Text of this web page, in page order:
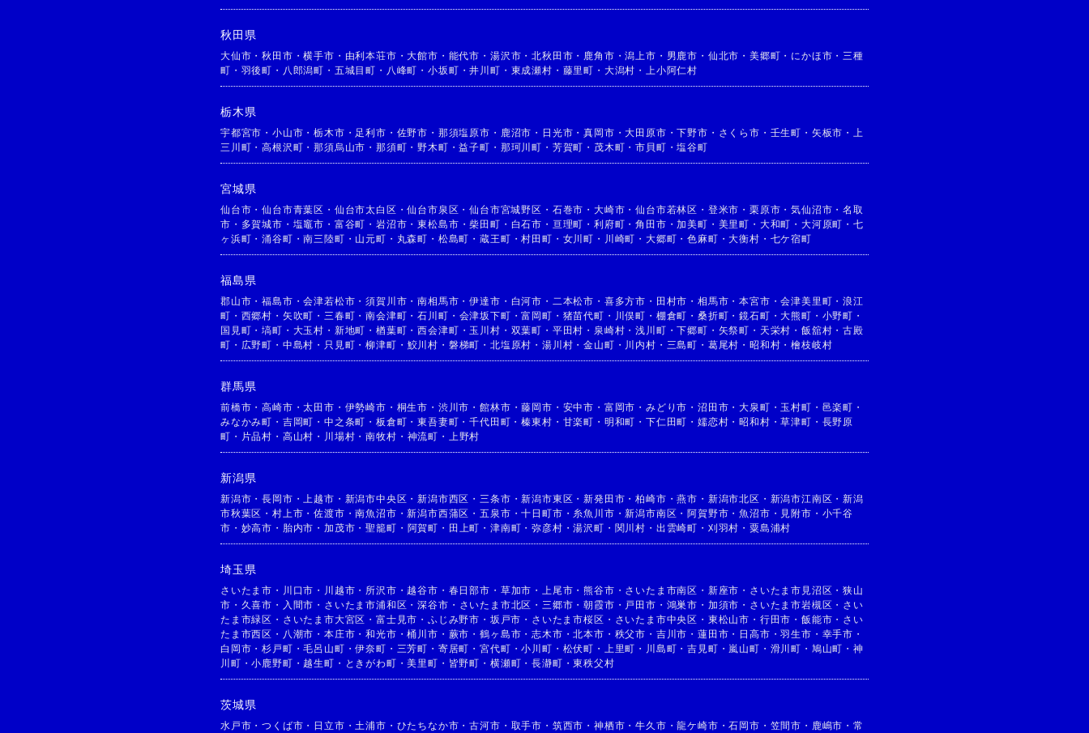
秋田県
大仙市 ・秋田市 ・横手市 ・ 由利本荘市 ・大館市 ・ 能代市 ・ 湯沢市 ・北秋田市 ・ 鹿角市 ・潟上市 ・ 男鹿市 ・ 仙北市 ・美郷町 ・ にかほ市 ・三種
町 ・ 羽後町 ・ 八郎潟町 ・ 五城目町 ・ 八峰町 ・小坂町 ・井川町 ・ 東成瀬村 ・ 藤里町 ・ 大潟村 ・ 上小阿仁村
栃木県
宇都宮市 ・小山市 ・栃木市 ・ 足利市 ・ 佐野市 ・ 那須塩原市 ・ 鹿沼市 ・ 日光市 ・真岡市 ・大田原市 ・下野市 ・ さくら市 ・ 壬生町 ・ 矢板市 ・上
三川町 ・高根沢町 ・那須烏山市 ・那須町 ・野木町 ・益子町 ・ 那珂川町 ・ 芳賀町 ・ 茂木町 ・市貝町 ・塩谷町
宮城県
仙台市 ・仙台市青葉区 ・ 仙台市太白区 ・仙台市泉区 ・仙台市宮城野区 ・ 石巻市 ・ 大崎市 ・仙台市若林区 ・ 登米市 ・ 栗原市 ・気仙沼市 ・名取
市 ・ 多賀城市 ・ 塩竈市 ・ 富谷町 ・岩沼市 ・東松島市 ・柴田町 ・ 白石市 ・ 亘理町 ・ 利府町 ・角田市 ・加美町 ・ 美里町 ・ 大和町 ・大河原町 ・七
ヶ浜町 ・涌谷町 ・南三陸町 ・ 山元町 ・ 丸森町 ・ 松島町 ・蔵王町 ・村田町 ・ 女川町 ・ 川崎町 ・ 大郷町 ・色麻町 ・大衡村 ・ 七ケ宿町
福島県
郡山市 ・福島市 ・会津若松市 ・須賀川市 ・南相馬市 ・伊達市 ・ 白河市 ・ 二本松市 ・ 喜多方市 ・ 田村市 ・ 相馬市 ・本宮市 ・会津美里町 ・浪江
町 ・ 西郷村 ・ 矢吹町 ・三春町 ・南会津町 ・石川町 ・ 会津坂下町 ・富岡町 ・ 猪苗代町 ・ 川俣町 ・ 棚倉町 ・ 桑折町 ・鏡石町 ・大熊町 ・ 小野町 ・
国見町 ・塙町 ・ 大玉村 ・ 新地町 ・楢葉町 ・西会津町 ・ 玉川村 ・ 双葉町 ・ 平田村 ・ 泉崎村 ・浅川町 ・下郷町 ・ 矢祭町 ・ 天栄村 ・飯舘村 ・古殿
町 ・ 広野町 ・ 中島村 ・ 只見町 ・柳津町 ・ 鮫川村 ・ 磐梯町 ・ 北塩原村 ・ 湯川村 ・金山町 ・ 川内村 ・ 三島町 ・ 葛尾村 ・昭和村 ・檜枝岐村
群馬県
前橋市 ・高崎市 ・太田市 ・ 伊勢崎市 ・ 桐生市 ・ 渋川市 ・館林市 ・藤岡市 ・ 安中市 ・ 富岡市 ・ みどり市 ・ 沼田市 ・大泉町 ・ 玉村町 ・ 邑楽町 ・
みなかみ町 ・ 吉岡町 ・中之条町 ・板倉町 ・東吾妻町 ・千代田町 ・榛東村 ・ 甘楽町 ・ 明和町 ・ 下仁田町 ・ 嬬恋村 ・昭和村 ・草津町 ・ 長野原
町 ・ 片品村 ・ 高山村 ・ 川場村 ・南牧村 ・ 神流町 ・ 上野村
新潟県
新潟市 ・長岡市 ・上越市 ・ 新潟市中央区 ・新潟市西区 ・三条市 ・新潟市東区 ・新発田市 ・柏崎市 ・燕市 ・ 新潟市北区 ・ 新潟市江南区 ・新潟
市秋葉区 ・村上市 ・佐渡市 ・南魚沼市 ・新潟市西蒲区 ・五泉市 ・十日町市 ・ 糸魚川市 ・新潟市南区 ・阿賀野市 ・魚沼市 ・ 見附市 ・ 小千谷
市 ・ 妙高市 ・ 胎内市 ・加茂市 ・聖籠町 ・ 阿賀町 ・ 田上町 ・ 津南町 ・弥彦村 ・湯沢町 ・ 関川村 ・ 出雲崎町 ・ 刈羽村 ・粟島浦村
埼玉県
さいたま市 ・ 川口市 ・ 川越市 ・ 所沢市 ・ 越谷市 ・ 春日部市 ・ 草加市 ・ 上尾市 ・熊谷市 ・ さいたま市南区 ・ 新座市 ・ さいたま市見沼区 ・狭山
市 ・ 久喜市 ・ 入間市 ・ さいたま市浦和区 ・深谷市 ・ さいたま市北区 ・ 三郷市 ・朝霞市 ・ 戸田市 ・ 鴻巣市 ・ 加須市 ・ さいたま市岩槻区 ・ さい
たま市緑区 ・ さいたま市大宮区 ・富士見市 ・ふじみ野市 ・ 坂戸市 ・ さいたま市桜区 ・ さいたま市中央区 ・ 東松山市 ・ 行田市 ・ 飯能市 ・ さい
たま市西区 ・ 八潮市 ・本庄市 ・和光市 ・桶川市 ・ 蕨市 ・鶴ヶ島市 ・志木市 ・北本市 ・ 秩父市 ・ 吉川市 ・ 蓮田市 ・ 日高市 ・羽生市 ・ 幸手市 ・
白岡市 ・杉戸町 ・毛呂山町 ・伊奈町 ・ 三芳町 ・ 寄居町 ・宮代町 ・小川町 ・ 松伏町 ・ 上里町 ・ 川島町 ・吉見町 ・ 嵐山町 ・ 滑川町 ・ 鳩山町 ・神
川町 ・小鹿野町 ・ 越生町 ・ ときがわ町 ・美里町 ・ 皆野町 ・ 横瀬町 ・長瀞町 ・東秩父村
茨城県
水戸市 ・つくば市 ・ 日立市 ・土浦市 ・ ひたちなか市 ・古河市 ・ 取手市 ・ 筑西市 ・ 神栖市 ・牛久市 ・龍ケ崎市 ・石岡市 ・ 笠間市 ・ 鹿嶋市 ・常